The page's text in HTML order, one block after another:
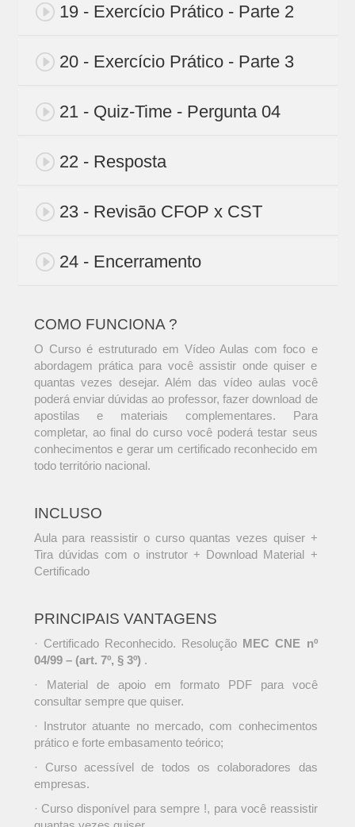
19 - Exercício Prático - Parte 2
20 - Exercício Prático - Parte 3
21 - Quiz-Time - Pergunta 04
22 - Resposta
23 - Revisão CFOP x CST
24 - Encerramento
COMO FUNCIONA ?
O Curso é estruturado em Vídeo Aulas com foco e
abordagem prática para você assistir onde quiser e
quantas vezes desejar. Além das vídeo aulas você
poderá enviar dúvidas ao professor, fazer download de
apostilas e materiais complementares. Para
completar, ao final do curso você poderá testar seus
conhecimentos e gerar um certificado reconhecido em
todo território nacional.
INCLUSO
Aula para reassistir o curso quantas vezes quiser +
Tira dúvidas com o instrutor + Download Material +
Certificado
PRINCIPAIS VANTAGENS
· Certificado Reconhecido. Resolução MEC CNE nº
04/99 – (art. 7º, § 3º) .
· Material de apoio em formato PDF para você
consultar sempre que quiser.
· Instrutor atuante no mercado, com conhecimentos
prático e forte embasamento teórico;
· Curso acessível de todos os colaboradores das
empresas.
· Curso disponível para sempre !, para você reassistir